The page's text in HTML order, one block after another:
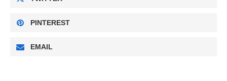
PINTEREST
EMAIL